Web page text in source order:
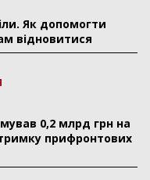
Як допомогти
відновитися
0,2 млрд грн на
прифронтових